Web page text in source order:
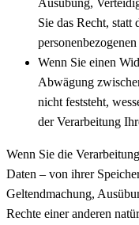
Sie das Recht,
Wenn Sie einen
Abwägung
nicht feststeht,
der Verarbeitung
Wenn Sie die
Daten – von ihrer
Geltendmachung,
Rechte einer anderen